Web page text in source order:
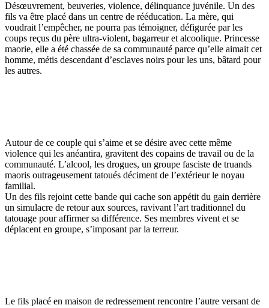
Désœuvrement, beuveries, violence, délinquance juvénile. Un des
fils va être placé dans un centre de rééducation. La mère, qui
voudrait l’empêcher, ne pourra pas témoigner, défigurée par les
coups reçus du père ultra-violent, bagarreur et alcoolique. Princesse
maorie, elle a été chassée de sa communauté parce qu’elle aimait cet
homme, métis descendant d’esclaves noirs pour les uns, bâtard pour
les autres.
Autour de ce couple qui s’aime et se désire avec cette même
violence qui les anéantira, gravitent des copains de travail ou de la
communauté. L’alcool, les drogues, un groupe fasciste de truands
maoris outrageusement tatoués déciment de l’extérieur le noyau
familial.
Un des fils rejoint cette bande qui cache son appétit du gain derrière
un simulacre de retour aux sources, ravivant l’art traditionnel du
tatouage pour affirmer sa différence. Ses membres vivent et se
déplacent en groupe, s’imposant par la terreur.
Le fils placé en maison de redressement rencontre l’autre versant de